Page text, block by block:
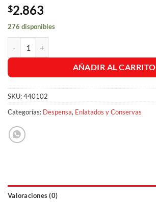
$2.863
276 disponibles
AÑADIR AL CARRITO
SKU:440102
Categorías: Despensa, Enlatados y Conservas
Valoraciones (0)